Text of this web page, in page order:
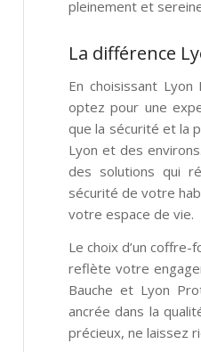
pleinement et
La différence
En choisissant
optez pour une
que la sécurité et la
Lyon et des
des solutions qui
sécurité de votre
votre espace de vie.
Le choix d’un coffre-
reflète votre
Bauche et Lyon
ancrée dans la
précieux, ne laissez